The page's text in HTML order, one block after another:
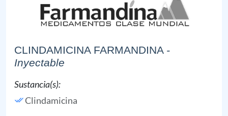
CLINDAMICINA FARMANDINA -
Inyectable
Sustancia(s):
Clindamicina